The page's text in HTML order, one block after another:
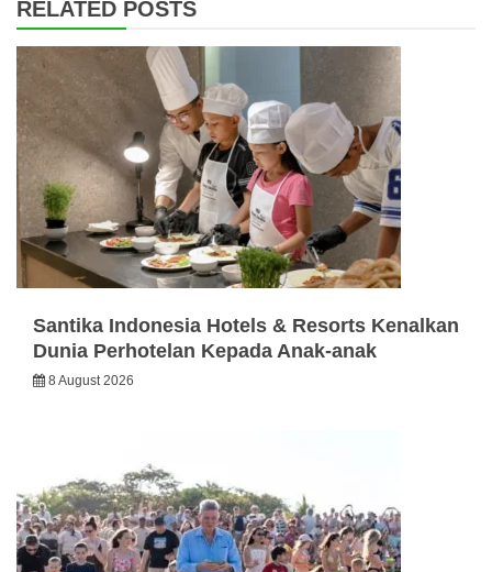
RELATED POSTS
Santika Indonesia Hotels & Resorts Kenalkan
Dunia Perhotelan Kepada Anak-anak
8 August 2026